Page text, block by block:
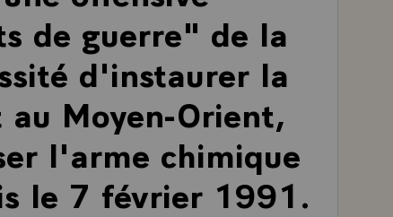
de guerre" de la
d'instaurer la
Moyen-Orient,
l'arme chimique
le 7 février 1991.